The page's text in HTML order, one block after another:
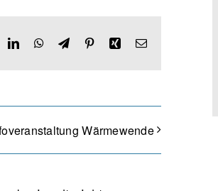
LinkedInWhatsApp
TelegramPinterestXingE-
Wärmewende